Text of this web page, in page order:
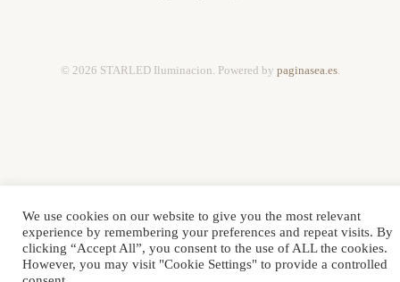
© 2026 STARLED Iluminacion. Powered by paginasea.es.
We use cookies on our website to give you the most relevant
experience by remembering your preferences and repeat visits. By
clicking “Accept All”, you consent to the use of ALL the cookies.
However, you may visit "Cookie Settings" to provide a controlled